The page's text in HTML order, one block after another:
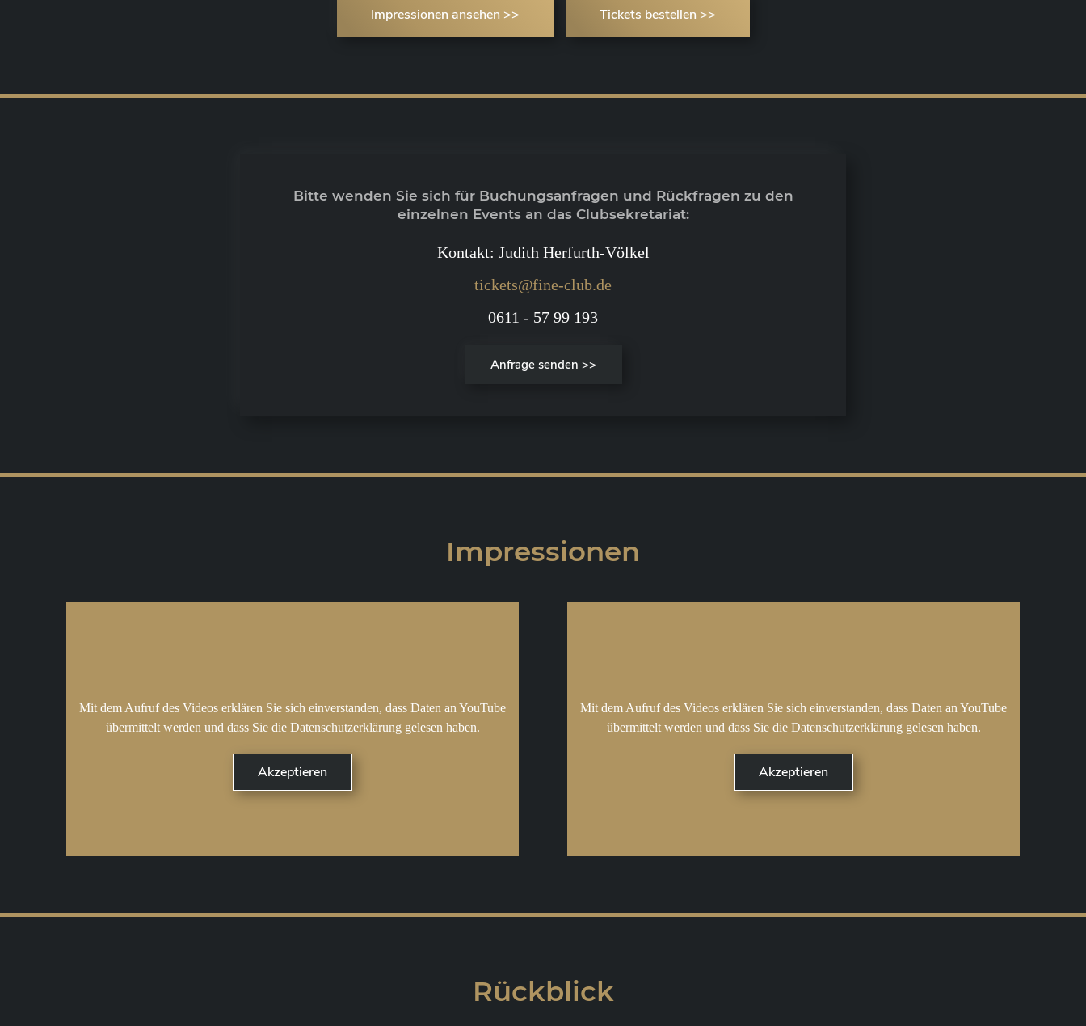
Impressionen ansehen >> Tickets bestellen >>
Bitte wenden Sie sich für Buchungsanfragen und Rückfragen zu den
einzelnen Events an das Clubsekretariat:
Kontakt: Judith Herfurth-Völkel
tickets@fine-club.de
0611 - 57 99 193
Anfrage senden >>
Impressionen
Mit dem Aufruf des Videos erklären Sie sich einverstanden, dass Daten an YouTube
übermittelt werden und dass Sie die Datenschutzerklärung gelesen haben.
Mit dem Aufruf des Videos erklären Sie sich einverstanden, dass Daten an YouTube
übermittelt werden und dass Sie die Datenschutzerklärung gelesen haben.
Rückblick